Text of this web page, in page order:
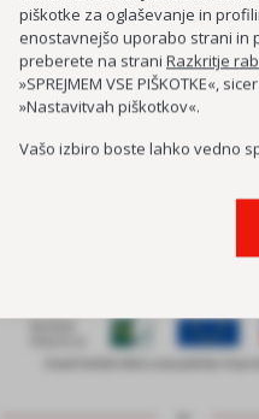
piškotke za oglaševanje in
enostavnejšo uporabo strani in
preberete na strani Razkritje
»SPREJMEM VSE PIŠKOTKE«,
»Nastavitvah piškotkov«.
Vašo izbiro boste lahko vedno